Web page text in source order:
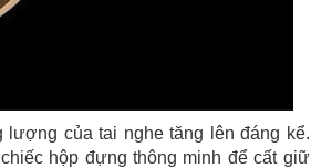
của tai nghe tăng lên đáng kể.
hộp đựng thông minh để cất giữ